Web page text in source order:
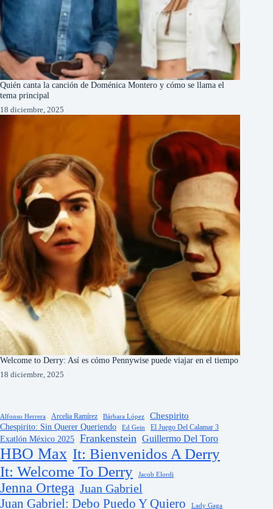
Quién canta la canción de Doménica Montero y cómo se llama el
tema principal
18 diciembre, 2025
Welcome to Derry: Así es cómo Pennywise puede viajar en el tiempo
18 diciembre, 2025
Alfonso Herrera Arcelia Ramírez Bárbara López Chespirito
Chespirito: Sin Querer Queriendo Ed Gein El Juego Del Calamar 3
Exatlón México 2025 Frankenstein Guillermo Del Toro
HBO Max It: Bienvenidos A Derry
It: Welcome To Derry
Jacob Elordi
Jenna Ortega Juan Gabriel
Juan Gabriel: Debo Puedo Y Quiero Lady Gaga